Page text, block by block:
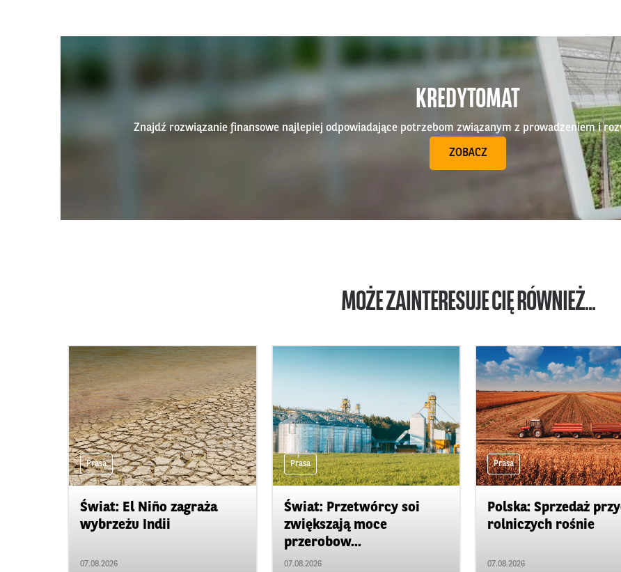
KREDYTOMAT
Znajdź rozwiązanie finansowe najlepiej odpowiadające potrzebom związanym z prowadzeniem i
ZOBACZ
MOŻE ZAINTERESUJE CIĘ RÓWNIEŻ...
Prasa
Świat: El Niño zagraża
wybrzeżu Indii
07.08.2026
Prasa
Świat: Przetwórcy soi
zwiększają moce
przerobow...
07.08.2026
Prasa
Polska: Sprzedaż
rolniczych rośnie
07.08.2026